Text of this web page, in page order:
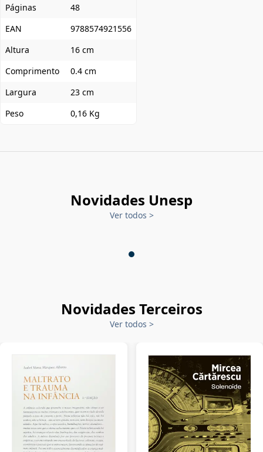
Páginas
48
EAN
9788574921556
Altura
16 cm
Comprimento
0.4 cm
Largura
23 cm
Peso
0,16 Kg
Novidades Unesp
Ver todos >
Novidades Terceiros
Ver todos >